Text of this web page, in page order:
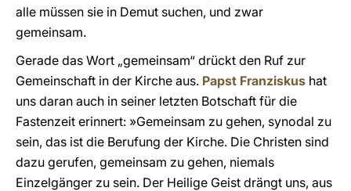
alle müssen sie in Demut suchen, und zwar
gemeinsam.
Gerade das Wort „gemeinsam“ drückt den Ruf zur
Gemeinschaft in der Kirche aus. Papst Franziskus hat
uns daran auch in seiner letzten Botschaft für die
Fastenzeit erinnert: »Gemeinsam zu gehen, synodal zu
sein, das ist die Berufung der Kirche. Die Christen sind
dazu gerufen, gemeinsam zu gehen, niemals
Einzelgänger zu sein. Der Heilige Geist drängt uns, aus